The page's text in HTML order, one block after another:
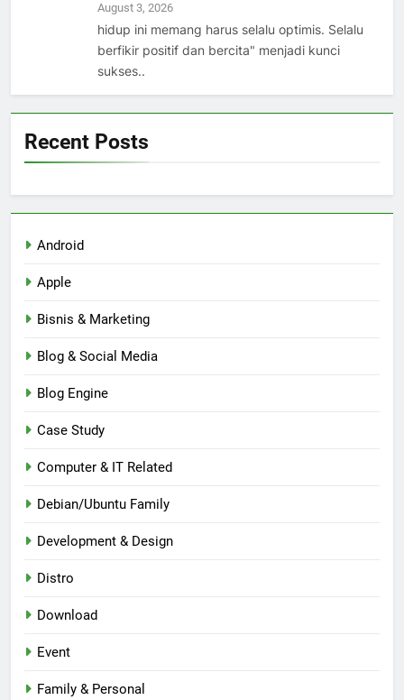
August 3, 2026
hidup ini memang harus selalu optimis. Selalu
berfikir positif dan bercita" menjadi kunci
sukses..
Recent Posts
Android
Apple
Bisnis & Marketing
Blog & Social Media
Blog Engine
Case Study
Computer & IT Related
Debian/Ubuntu Family
Development & Design
Distro
Download
Event
Family & Personal